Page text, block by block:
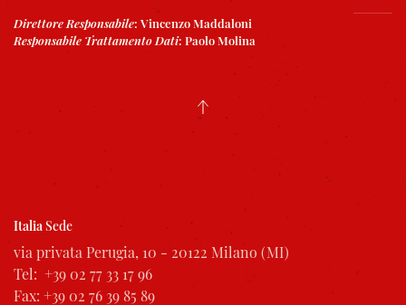
Direttore Responsabile: Vincenzo Maddaloni
Responsabile Trattamento Dati: Paolo Molina
Italia Sede
via privata Perugia, 10 - 20122 Milano (MI)
Tel: +39 02 77 33 17 96
Fax: +39 02 76 39 85 89